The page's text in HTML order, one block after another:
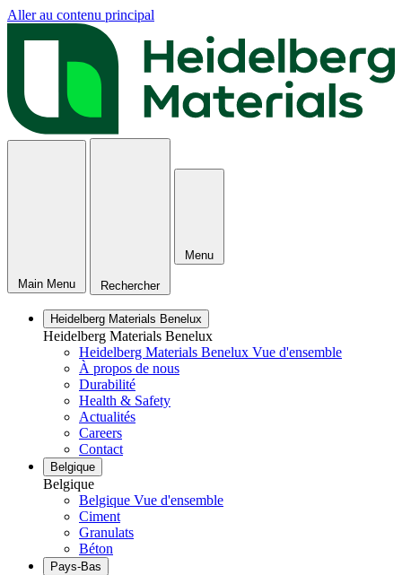
Aller au contenu principal
Main Menu Rechercher
Menu
Heidelberg Materials Benelux
Heidelberg Materials Benelux
Heidelberg Materials Benelux Vue d'ensemble
À propos de nous
Durabilité
Health & Safety
Actualités
Careers
Contact
Belgique
Belgique
Belgique Vue d'ensemble
Ciment
Granulats
Béton
Pays-Bas